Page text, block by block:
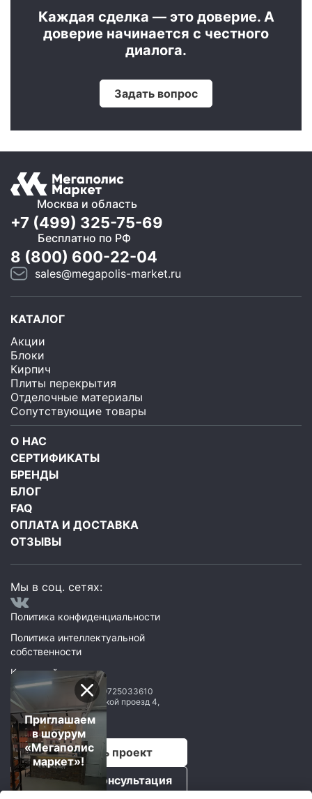
Каждая сделка — это доверие. А
доверие начинается с честного
диалога.
Задать вопрос
Москва и область
+7 (499) 325-75-69
Бесплатно по РФ
8 (800) 600-22-04
sales@megapolis-market.ru
КАТАЛОГ
Акции
Блоки
Кирпич
Плиты перекрытия
Отделочные материалы
Сопутствующие товары
О НАС
СЕРТИФИКАТЫ
БРЕНДЫ
БЛОГ
FAQ
ОПЛАТА И ДОСТАВКА
ОТЗЫВЫ
Мы в соц. сетях:
Политика конфиденциальности
Политика интеллектуальной
собственности
Карта сайта
ООО Мегаполис ИНН: 9725033610
119071
2 Донской проезд 4,
строение 1, пом. 435
Рассчитать проект
Бесплатная консультация
Приглашаем
в шоурум
«Мегаполис
маркет»!